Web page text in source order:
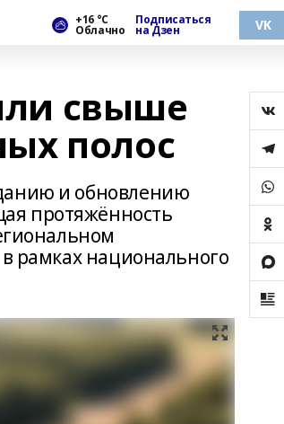
+16 °С
Облачно
Подписаться
на Дзен VK
свыше
полос
и обновлению
протяжённость
рамках национального